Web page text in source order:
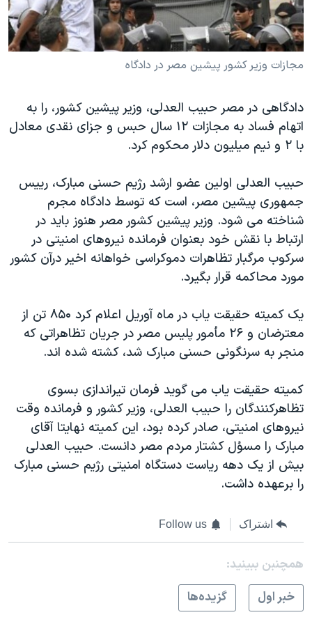
فرهنگ و زندگی
حقوق شهروندی
اقتصادی
اسرائیل در جنگ
گالری عکس
مستندها
انتخابات ریاست جمهوری آمریکا ۲۰۲۴
حمله جمهوری اسلامی به اسرائیل
ورزش زنان در ایران
اعتراضات زن، زندگی، آزادی
تریبونال مردمی آبان ۹۸
دادگاه حمید نوری
چهل سال گروگان‌گیری
قانون شفافیت دارائی کادر رهبری ایران
اسرائیل در جنگ
نرگس محمدی برنده جایزه نوبل صلح
صفحه‌های ویژه
سفر پرزیدنت ترامپ به چین
دنبال کنید
زبانهای مختلف
مجازات وزير کشور پيشين مصر در دادگاه
دادگاهی در مصر حبيب العدلی، وزير پيشين کشور، را به
اتهام فساد به مجازات ۱۲ سال حبس و جزای نقدی معادل
با ۲ و نيم ميليون دلار محکوم کرد.
حبيب العدلی اولين عضو ارشد رژيم حسنی مبارک، رييس
جمهوری پيشين مصر، است که توسط دادگاه مجرم
شناخته می شود. وزير پيشين کشور مصر هنوز بايد در
ارتباط با نقش خود بعنوان فرمانده نيروهای امنيتی در
سرکوب مرگبار تظاهرات دموکراسی خواهانه اخير درآن کشور
مورد محاکمه قرار بگيرد.
يک کميته حقيقت ياب در ماه آوريل اعلام کرد ۸۵۰ تن از
معترضان و ۲۶ مأمور پليس مصر در جريان تظاهراتی که
منجر به سرنگونی حسنی مبارک شد، کشته شده اند.
کميته حقيقت ياب می گويد فرمان تيراندازی بسوی
تظاهرکنندگان را حبيب العدلی، وزير کشور و فرمانده وقت
نيروهای امنيتی، صادر کرده بود، اين کميته نهايتا آقای
مبارک را مسؤل کشتار مردم مصر دانست. حبيب العدلی
بيش از يک دهه رياست دستگاه امنيتی رژيم حسنی مبارک
را برعهده داشت.
اشتراک Follow us
همچنبن ببینید:
خبر اول
گزيده‌ها